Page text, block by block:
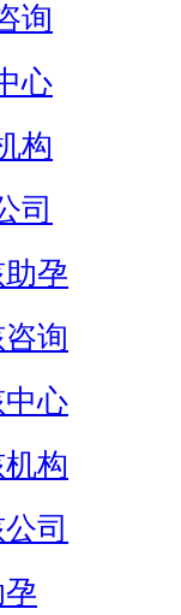
询
心
构
司
孕
询
心
构
司